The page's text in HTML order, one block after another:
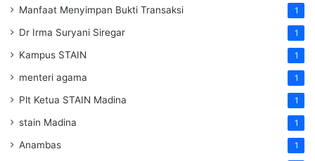
Manfaat Menyimpan Bukti Transaksi 1
Dr Irma Suryani Siregar 1
Kampus STAIN 1
menteri agama 1
Plt Ketua STAIN Madina 1
stain Madina 1
Anambas 1